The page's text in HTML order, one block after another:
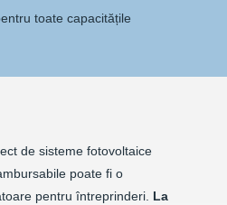
toate capacitățile
de sisteme fotovoltaice
poate fi o
pentru întreprinderi. La